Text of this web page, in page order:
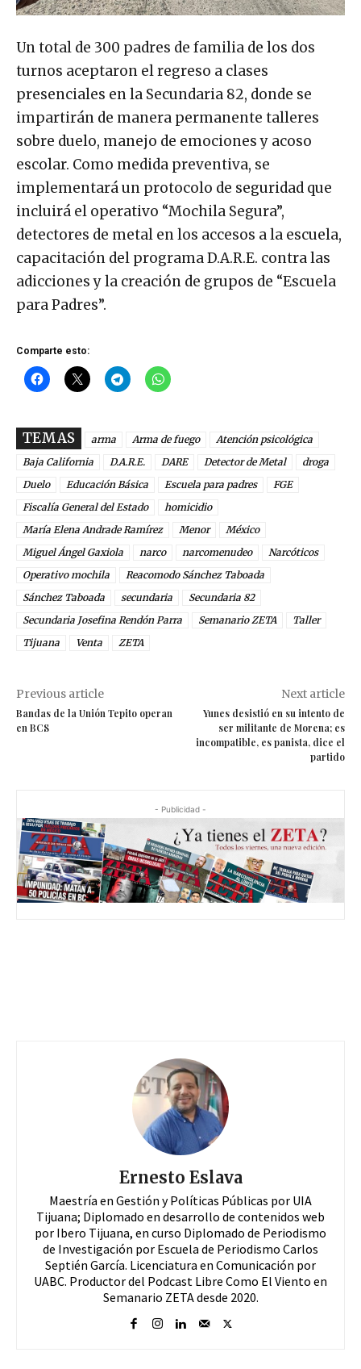
Un total de 300 padres de familia de los dos
turnos aceptaron el regreso a clases
presenciales en la Secundaria 82, donde se
impartirán de manera permanente talleres
sobre duelo, manejo de emociones y acoso
escolar. Como medida preventiva, se
implementará un protocolo de seguridad que
incluirá el operativo “Mochila Segura”,
detectores de metal en los accesos a la escuela,
capacitación del programa D.A.R.E. contra las
adicciones y la creación de grupos de “Escuela
para Padres”.
TEMAS
Atención psicológica
Educación Básica
Fiscalía General del Estado
María Elena Andrade Ramírez
México
Miguel Ángel Gaxiola
Narcóticos
Reacomodo Sánchez Taboada
Sánchez Taboada
Secundaria Josefina Rendón Parra
Previous article
Bandas de la Unión Tepito operan
en BCS
Next article
Yunes desistió en su intento de
ser militante de Morena; es
incompatible, es panista, dice el
partido
Ernesto Eslava
Maestría en Gestión y Políticas Públicas por UIA
Tijuana; Diplomado en desarrollo de contenidos web
por Ibero Tijuana, en curso Diplomado de Periodismo
de Investigación por Escuela de Periodismo Carlos
Septién García. Licenciatura en Comunicación por
UABC. Productor del Podcast Libre Como El Viento en
Semanario ZETA desde 2020.